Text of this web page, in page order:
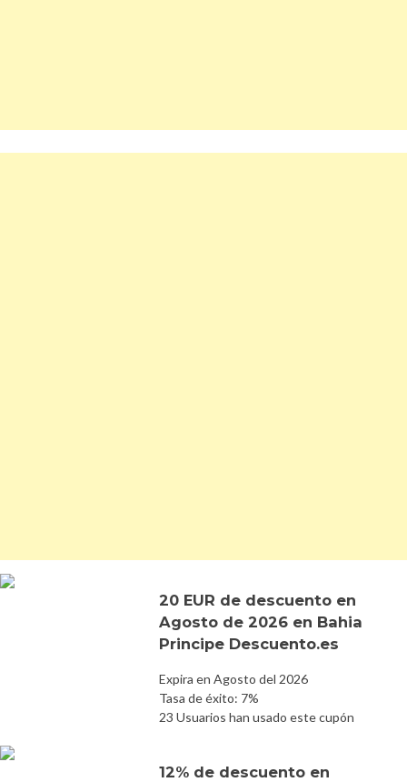
20 EUR de descuento en
Agosto de 2026 en Bahia
Principe Descuento.es
Expira en Agosto del 2026
Tasa de éxito: 7%
23 Usuarios han usado este cupón
12% de descuento en